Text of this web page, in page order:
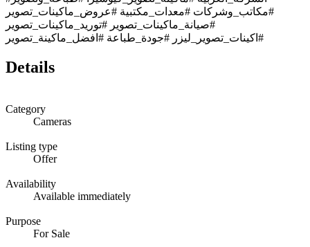
#مكاتب_وشركات #معدات_مكتبية #عروض_ماكينات_تصوير
#صيانة_ماكينات_تصوير #توريد_ماكينات_تصوير
#اكينات_تصوير_ليزر #جودة_طباعة #افضل_ماكينة_تصوير
Details
Category
Cameras
Listing type
Offer
Availability
Available immediately
Purpose
For Sale